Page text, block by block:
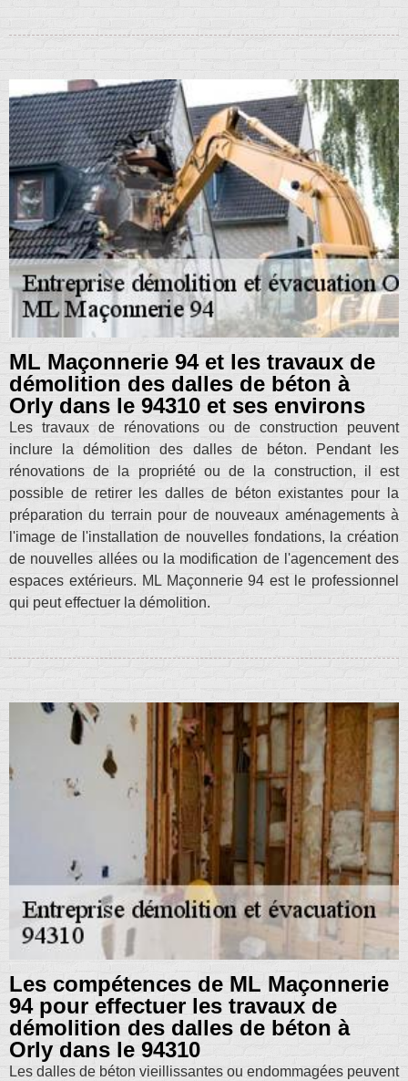
ML Maçonnerie 94 et les travaux de
démolition des dalles de béton à
Orly dans le 94310 et ses environs
Les travaux de rénovations ou de construction peuvent
inclure la démolition des dalles de béton. Pendant les
rénovations de la propriété ou de la construction, il est
possible de retirer les dalles de béton existantes pour la
préparation du terrain pour de nouveaux aménagements à
l'image de l'installation de nouvelles fondations, la création
de nouvelles allées ou la modification de l'agencement des
espaces extérieurs. ML Maçonnerie 94 est le professionnel
qui peut effectuer la démolition.
Les compétences de ML Maçonnerie
94 pour effectuer les travaux de
démolition des dalles de béton à
Orly dans le 94310
Les dalles de béton vieillissantes ou endommagées peuvent